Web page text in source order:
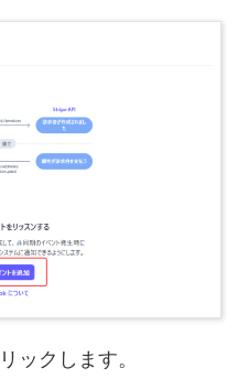
ックします。